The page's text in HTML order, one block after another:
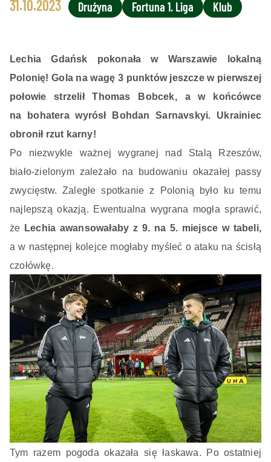
31.10.2023 Drużyna Fortuna 1. Liga Klub
Lechia Gdańsk pokonała w Warszawie lokalną
Polonię! Gola na wagę 3 punktów jeszcze w pierwszej
połowie strzelił Thomas Bobcek, a w końcówce
na bohatera wyrósł Bohdan Sarnavskyi. Ukrainiec
obronił rzut karny!
Po niezwykle ważnej wygranej nad Stalą Rzeszów,
biało-zielonym zależało na budowaniu okazałej passy
zwycięstw. Zaległe spotkanie z Polonią było ku temu
najlepszą okazją. Ewentualna wygrana mogła sprawić,
że Lechia awansowałaby z 9. na 5. miejsce w tabeli,
a w następnej kolejce mogłaby myśleć o ataku na ścisłą
czołówkę.
Tym razem pogoda okazała się łaskawa. Po ostatniej